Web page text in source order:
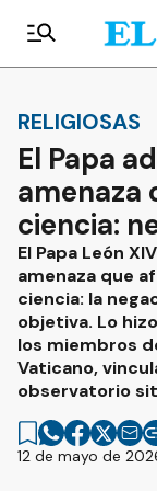
RELIGIOSAS
El Papa
amenaza
ciencia:
El Papa León
amenaza que
ciencia: la
objetiva. Lo
los miembros
Vaticano,
observatorio
12 de mayo de